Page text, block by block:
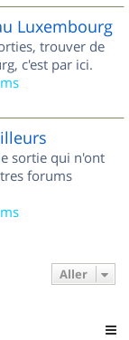
Luxembourg
trouver de
c'est par ici.
sortie qui n'ont
forums
Aller